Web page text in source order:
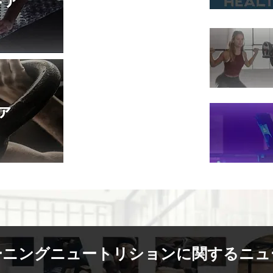
ングニュートリションに関するニ